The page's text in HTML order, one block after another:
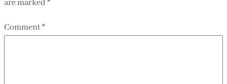
are marked*
Comment*